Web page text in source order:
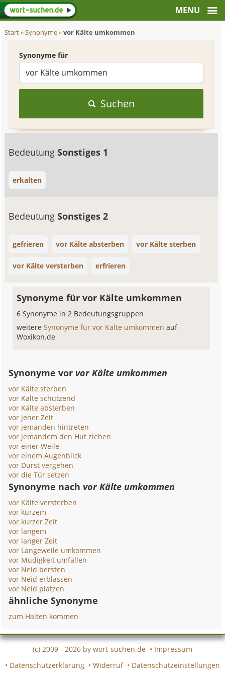
Start»Synonyme»vor Kälte umkommen
Synonyme für
Suchen
BedeutungSonstiges 1
erkalten
BedeutungSonstiges 2
gefrieren vor Kälte absterben vor Kälte sterben
vor Kälte versterben erfrieren
Synonyme für vor Kälte umkommen
6 Synonyme in 2 Bedeutungsgruppen
weitereSynonyme für vor Kälte umkommenauf
Woxikon.de
Synonyme vor vor Kälte umkommen
vor Kälte sterben
vor Kälte schützend
vor Kälte absterben
vor jener Zeit
vor jemanden hintreten
vor jemandem den Hut ziehen
vor einer Weile
vor einem Augenblick
vor Durst vergehen
vor die Tür setzen
Synonyme nach vor Kälte umkommen
vor Kälte versterben
vor kurzem
vor kurzer Zeit
vor langem
vor langer Zeit
vor Langeweile umkommen
vor Müdigkeit umfallen
vor Neid bersten
vor Neid erblassen
vor Neid platzen
ähnliche Synonyme
zum Halten kommen
(c) 2009 - 2026 by wort-suchen.de • Impressum
• Datenschutzerklärung • Widerruf • Datenschutzeinstellungen